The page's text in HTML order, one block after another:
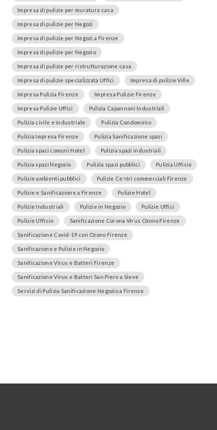
Impresa di pulizie per muratura casa
Impresa di pulizie per Negozi
Impresa di pulizie per Negozi a Firenze
Impresa di pulizie per Negozio
Impresa di pulizie per ristrutturazione casa
Impresa di pulizie specializzata Uffici Impresa di pulizie Ville
Impresa Pulizia Firenze Impresa Pulizie Firenze
Impresa Pulizie Uffici Pulizia Capannoni Industriali
Pulizia civile e industriale Pulizia Condominio
Pulizia Impresa Firenze Pulizia Sanificazione spazi
Pulizia spazi comuni Hotel Pulizia spazi industriali
Pulizia spazi Negozio Pulizia spazi pubblici Pulizia Ufficio
Pulizie ambienti pubblici Pulizie Centri commerciali Firenze
Pulizie e Sanificazione a Firenze Pulizie Hotel
Pulizie Industriali Pulizie in Negozio Pulizie Uffici
Pulizie Ufficio Sanificazione Corona Virus Ozono Firenze
Sanificazione Covid-19 con Ozono Firenze
Sanificazione e Pulizie in Negozio
Sanificazione Virus e Batteri Firenze
Sanificazione Virus e Batteri San Piero a Sieve
Servizi di Pulizia Sanificazione Negozio a Firenze